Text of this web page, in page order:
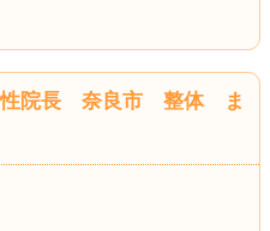
性院長 奈良市 整体 ま